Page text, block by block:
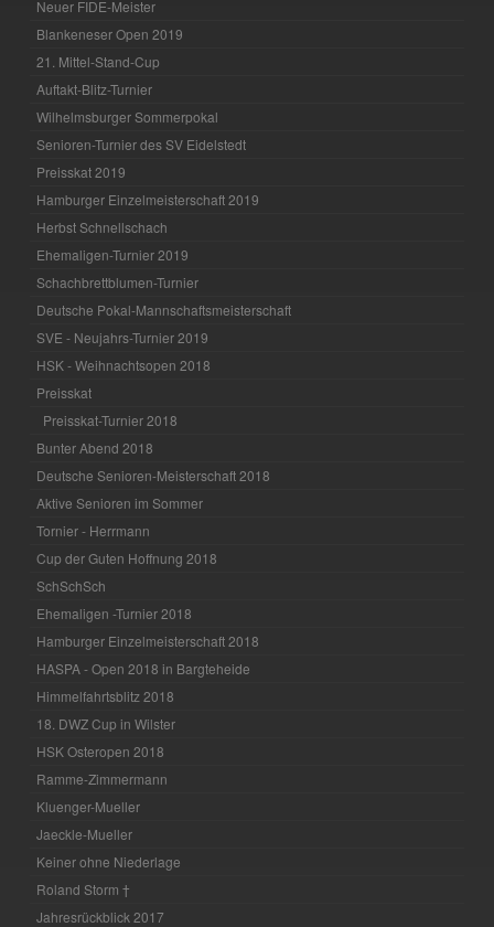
Neuer FIDE-Meister
Blankeneser Open 2019
21. Mittel-Stand-Cup
Auftakt-Blitz-Turnier
Wilhelmsburger Sommerpokal
Senioren-Turnier des SV Eidelstedt
Preisskat 2019
Hamburger Einzelmeisterschaft 2019
Herbst Schnellschach
Ehemaligen-Turnier 2019
Schachbrettblumen-Turnier
Deutsche Pokal-Mannschaftsmeisterschaft
SVE - Neujahrs-Turnier 2019
HSK - Weihnachtsopen 2018
Preisskat
Preisskat-Turnier 2018
Bunter Abend 2018
Deutsche Senioren-Meisterschaft 2018
Aktive Senioren im Sommer
Tornier - Herrmann
Cup der Guten Hoffnung 2018
SchSchSch
Ehemaligen -Turnier 2018
Hamburger Einzelmeisterschaft 2018
HASPA - Open 2018 in Bargteheide
Himmelfahrtsblitz 2018
18. DWZ Cup in Wilster
HSK Osteropen 2018
Ramme-Zimmermann
Kluenger-Mueller
Jaeckle-Mueller
Keiner ohne Niederlage
Roland Storm †
Jahresrückblick 2017